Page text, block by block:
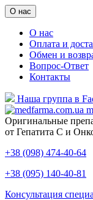
О нас
О нас
Оплата и
Обмен и
Вопрос-Ответ
Контакты
Наша группа в
Оригинальные
от Гепатита С и
+38 (098) 474-40-64
+38 (095) 140-40-81
Консультация